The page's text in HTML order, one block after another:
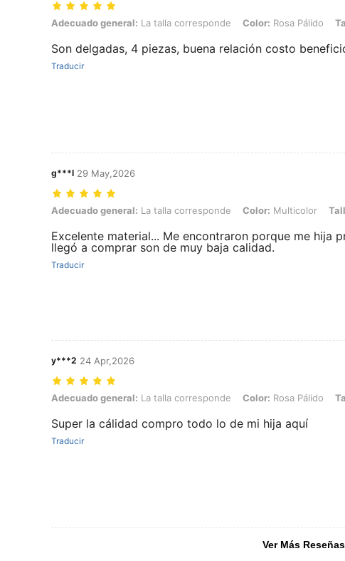
Adecuado general: La talla corresponde, Color: Rosa Pálido, Talla: 8-12Y
Adecuado general: La talla corresponde Color: Rosa Pálido
Son delgadas, 4 piezas, buena relación costo
Traducir
g***l 29 May,2026
Adecuado general: La talla corresponde, Color: Multicolor, Talla: 3-8Y
Adecuado general: La talla corresponde Color: Multicolor
Excelente material... Me encontraron porque me hija
llegó a comprar son de muy baja calidad.
Traducir
y***2 24 Apr,2026
Adecuado general: La talla corresponde, Color: Rosa Pálido, Talla: 8-12Y
Adecuado general: La talla corresponde Color: Rosa Pálido
Super la cálidad compro todo lo de mi hija aquí
Traducir
Ver Más Reseñas